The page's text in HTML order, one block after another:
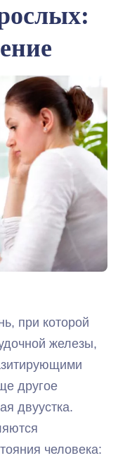
при которой
железы,
другое
двуустка.
человека: